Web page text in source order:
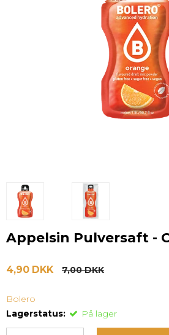
Appelsin Pulversaft -
4,90 DKK 7,00 DKK
Bolero
Lagerstatus:
På lager